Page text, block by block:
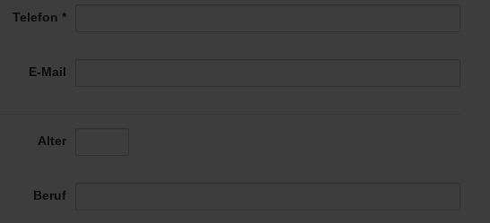
Telefon *
E-Mail
Alter
Beruf